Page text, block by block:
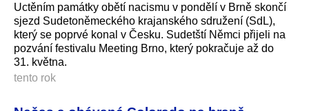
Uctěním památky obětí nacismu v pondělí v Brně skončí
sjezd Sudetoněmeckého krajanského sdružení (SdL),
který se poprvé konal v Česku. Sudetští Němci přijeli na
pozvání festivalu Meeting Brno, který pokračuje až do
31. května.
tento rok